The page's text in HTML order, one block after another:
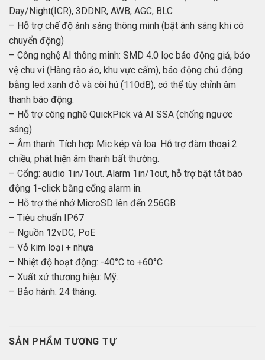
Day/Night(ICR), 3DDNR, AWB, AGC, BLC
– Hỗ trợ chế độ ánh sáng thông minh (bật ánh sáng khi có
chuyển động)
– Công nghệ AI thông minh: SMD 4.0 lọc báo động giả, bảo
vệ chu vi (Hàng rào ảo, khu vực cấm), báo động chủ động
bằng led xanh đỏ và còi hú (110dB), có thể tùy chỉnh âm
thanh báo động.
– Hỗ trợ công nghệ QuickPick và AI SSA (chống ngược
sáng)
– Âm thanh: Tích hợp Mic kép và loa. Hỗ trợ đàm thoại 2
chiều, phát hiện âm thanh bất thường.
– Cổng: audio 1in/1out. Alarm 1in/1out, hỗ trợ bật tắt báo
động 1-click bằng cổng alarm in.
– Hỗ trợ thẻ nhớ MicroSD lên đến 256GB
– Tiêu chuẩn IP67
– Nguồn 12vDC, PoE
– Vỏ kim loại + nhựa
– Nhiệt độ hoạt động: -40°C to +60°C
– Xuất xứ thương hiệu: Mỹ.
– Bảo hành: 24 tháng.
SẢN PHẨM TƯƠNG TỰ